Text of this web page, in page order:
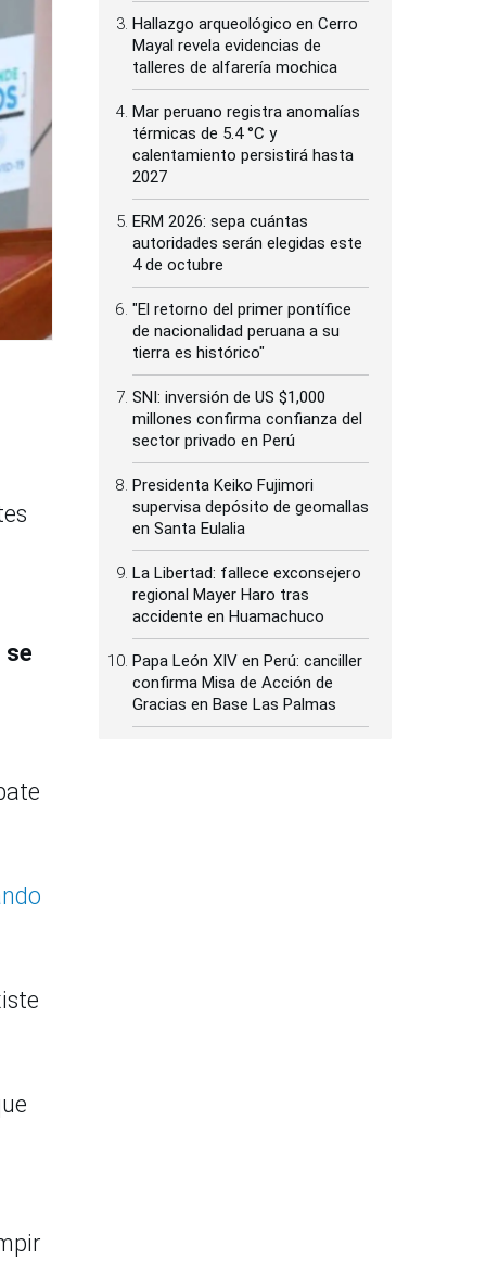
se
Hallazgo arqueológico en Cerro
Mayal revela evidencias de
talleres de alfarería mochica
Mar peruano registra anomalías
térmicas de 5.4 °C y
calentamiento persistirá hasta
2027
ERM 2026: sepa cuántas
autoridades serán elegidas este
4 de octubre
"El retorno del primer pontífice
de nacionalidad peruana a su
tierra es histórico"
SNI: inversión de US $1,000
millones confirma confianza del
sector privado en Perú
Presidenta Keiko Fujimori
supervisa depósito de geomallas
en Santa Eulalia
La Libertad: fallece exconsejero
regional Mayer Haro tras
accidente en Huamachuco
Papa León XIV en Perú: canciller
confirma Misa de Acción de
Gracias en Base Las Palmas